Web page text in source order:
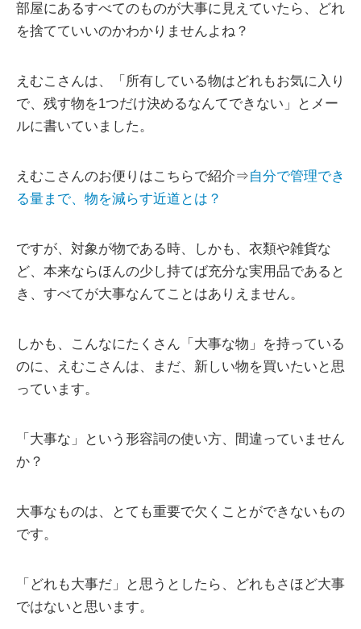
部屋にあるすべてのものが大事に見えていたら、どれ
を捨てていいのかわかりませんよね？
えむこさんは、「所有している物はどれもお気に入り
で、残す物を1つだけ決めるなんてできない」とメー
ルに書いていました。
えむこさんのお便りはこちらで紹介⇒自分で管理でき
る量まで、物を減らす近道とは？
ですが、対象が物である時、しかも、衣類や雑貨な
ど、本来ならほんの少し持てば充分な実用品であると
き、すべてが大事なんてことはありえません。
しかも、こんなにたくさん「大事な物」を持っている
のに、えむこさんは、まだ、新しい物を買いたいと思
っています。
「大事な」という形容詞の使い方、間違っていません
か？
大事なものは、とても重要で欠くことができないもの
です。
「どれも大事だ」と思うとしたら、どれもさほど大事
ではないと思います。